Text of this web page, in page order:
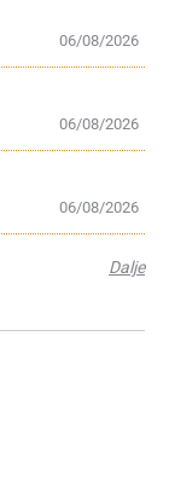
06/08/2026
06/08/2026
06/08/2026
Dalje